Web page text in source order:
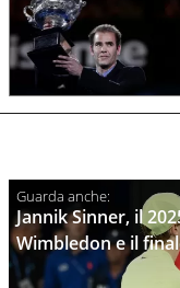
Jannik Sinner, il
Wimbledon e il